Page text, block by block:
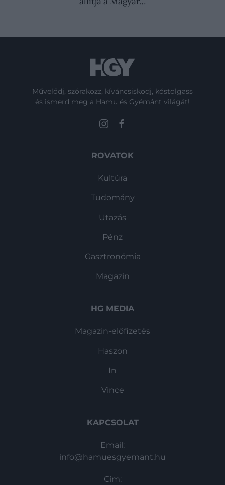
Művelődj, szórakozz, kíváncsiskodj, kóstolgass
és ismerd meg a Hamu és Gyémánt világát!
ROVATOK
Kultúra
Tudomány
Utazás
Pénz
Gasztronómia
Magazin
HG MEDIA
Magazin-előfizetés
Haszon
In
Vince
KAPCSOLAT
Email:
info@hamuesgyemant.hu
Cím: